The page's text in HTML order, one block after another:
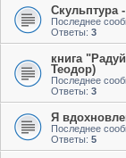
Скульптура
Последнее
Ответы: 3
книга
Теодор)
Последнее
Ответы: 3
Я
Последнее
Ответы: 5